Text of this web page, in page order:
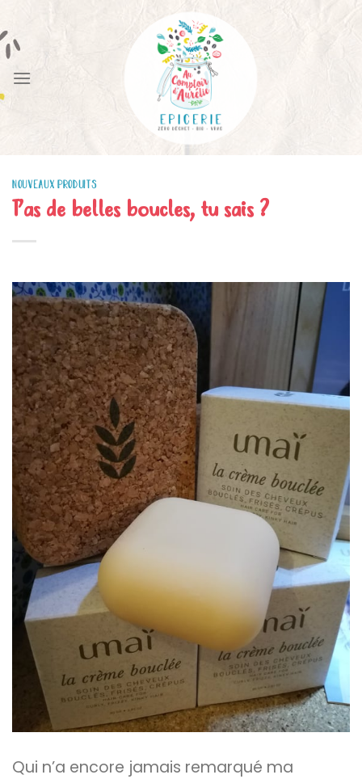
to
content
NOUVEAUX PRODUITS
T’as de belles boucles, tu sais ?
Qui n’a encore jamais remarqué ma